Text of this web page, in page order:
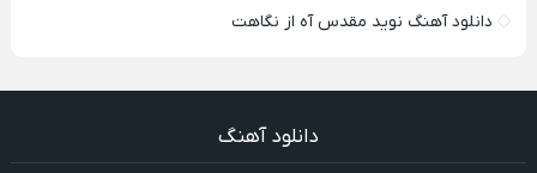
دانلود آهنگ نوید مقدس آه از نگاهت
دانلود آهنگ